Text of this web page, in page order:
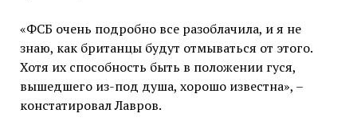
«ФСБ очень подробно все разоблачила, и я не
знаю, как британцы будут отмываться от этого.
Хотя их способность быть в положении гуся,
вышедшего из-под душа, хорошо известна», –
констатировал Лавров.